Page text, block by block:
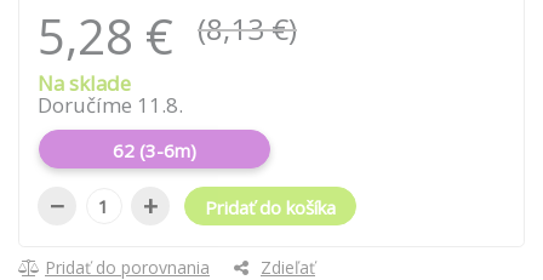
5,28 € (8,13 €)
Na sklade
Doručíme 11.8.
62 (3-6m)
− + Pridať do košíka
Pridať do porovnania Zdieľať